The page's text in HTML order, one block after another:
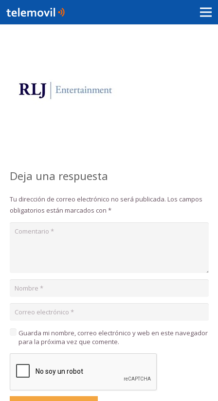
Deja una respuesta
Tu dirección de correo electrónico no será publicada. Los campos
obligatorios están marcados con *
Guarda mi nombre, correo electrónico y web en este navegador
para la próxima vez que comente.